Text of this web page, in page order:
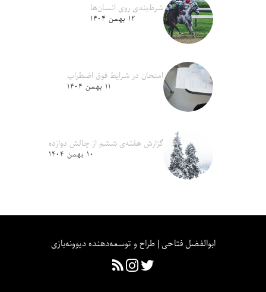
شرط‌بندی روی انسان‌ها
۱۲ بهمن ۱۴۰۴
امتحان در شرایط فوق اضطراب
۱۱ بهمن ۱۴۰۴
گزارش هفته‌ی ششم از چالش دوازده
۱۰ بهمن ۱۴۰۴
ابوالفضل فتاحی | طراح و توسعه‌دهنده دیوونه‌بازی